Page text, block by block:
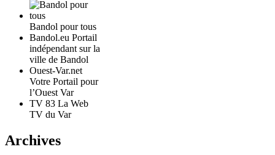
Bandol pour tous
Bandol.eu Portail
indépendant sur la
ville de Bandol
Ouest-Var.net
Votre Portail pour
l’Ouest Var
TV 83 La Web
TV du Var
Archives